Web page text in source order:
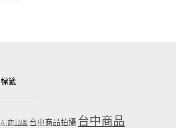
標籤
AI商品圖 台中商品拍攝 台中商品